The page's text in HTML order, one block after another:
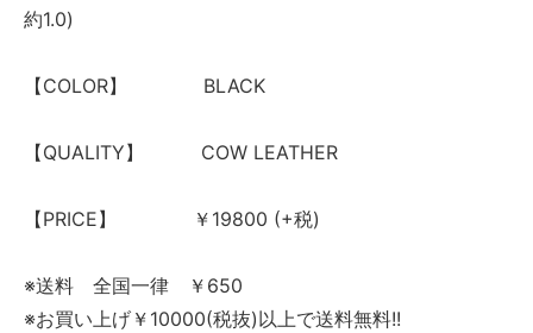
約1.0)
【COLOR】 BLACK
【QUALITY】 COW LEATHER
【PRICE】 ￥19800 (+税)
※送料 全国一律 ￥650
※お買い上げ￥10000(税抜)以上で送料無料!!